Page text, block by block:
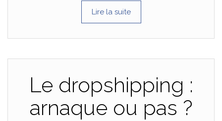
Lire la suite
Le dropshipping :
arnaque ou pas ?